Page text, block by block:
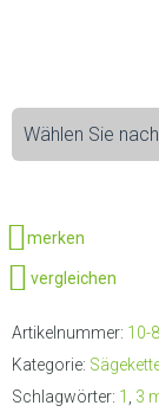
Wählen Sie
merken
vergleichen
Artikelnummer: 10-
Kategorie:
Schlagwörter: 1 3